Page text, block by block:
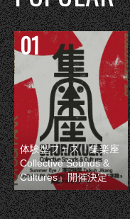
体験型フェス『集楽座
Collective Sounds &
Cultures』開催決定